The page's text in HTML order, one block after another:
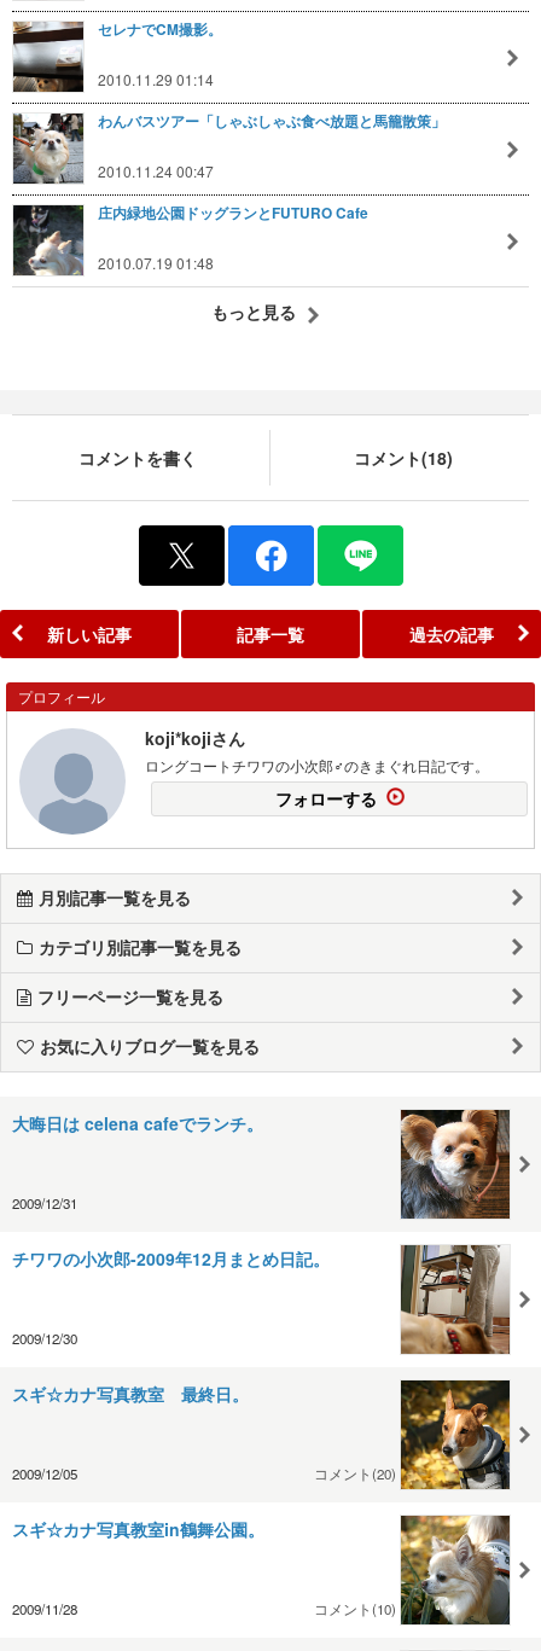
セレナでCM撮影。
2010.11.29 01:14
わんバスツアー「しゃぶしゃぶ食べ放題と馬籠散策」
2010.11.24 00:47
庄内緑地公園ドッグランとFUTURO Cafe
2010.07.19 01:48
もっと見る
コメントを書く コメント(18)
新しい記事 記事一覧 過去の記事
プロフィール
koji*kojiさん
ロングコートチワワの小次郎♂のきまぐれ日記です。
フォローする
月別記事一覧を見る
カテゴリ別記事一覧を見る
フリーページ一覧を見る
お気に入りブログ一覧を見る
大晦日は celena cafeでランチ。
2009/12/31
チワワの小次郎-2009年12月まとめ日記。
2009/12/30
スギ☆カナ写真教室 最終日。
2009/12/05 コメント(20)
スギ☆カナ写真教室in鶴舞公園。
2009/11/28 コメント(10)